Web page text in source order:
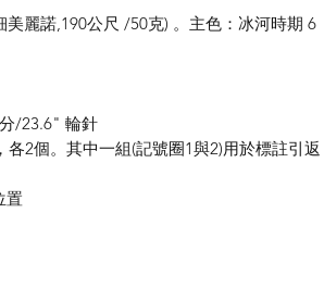
美麗諾,190公尺 /50克) 。主色：冰河時期 6
/23.6" 輪針
各2個。其中一組(記號圈1與2)用於標註引返
置